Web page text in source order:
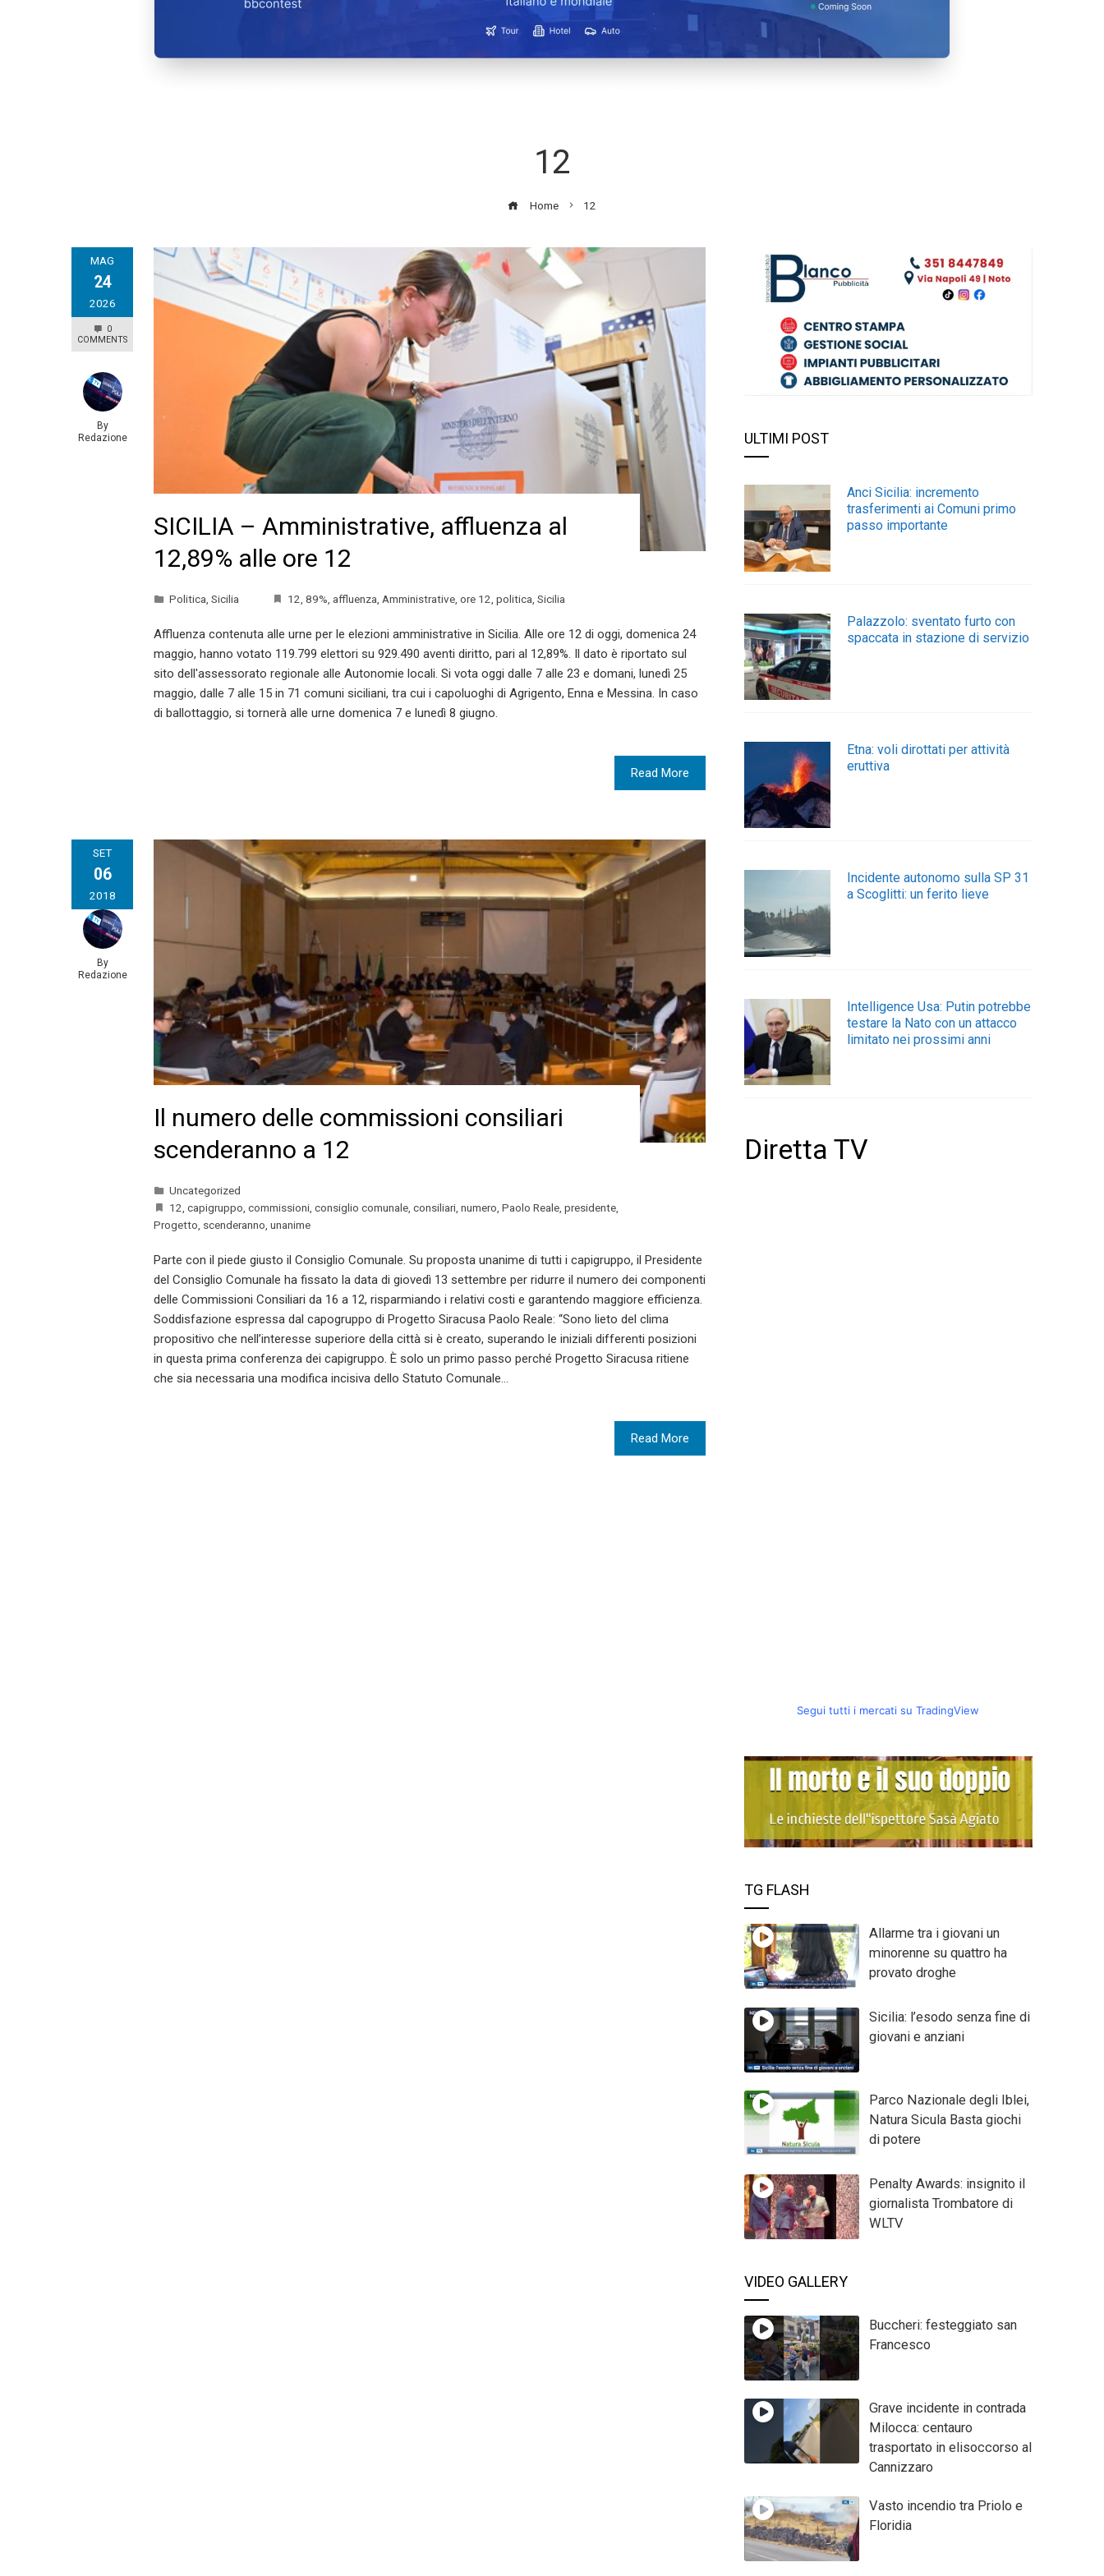
12
Home 12
MAG
24
2026
0
COMMENTS
By
Redazione
SICILIA – Amministrative, affluenza al
12,89% alle ore 12
Politica Sicilia 12 89% affluenza Amministrative ore 12 politica Sicilia
Affluenza contenuta alle urne per le elezioni amministrative in Sicilia. Alle ore 12 di oggi, domenica 24
maggio, hanno votato 119.799 elettori su 929.490 aventi diritto, pari al 12,89%. Il dato è riportato sul
sito dell'assessorato regionale alle Autonomie locali. Si vota oggi dalle 7 alle 23 e domani, lunedì 25
maggio, dalle 7 alle 15 in 71 comuni siciliani, tra cui i capoluoghi di Agrigento, Enna e Messina. In caso
di ballottaggio, si tornerà alle urne domenica 7 e lunedì 8 giugno.
Read More
SET
06
2018
By
Redazione
Il numero delle commissioni consiliari
scenderanno a 12
Uncategorized
12, capigruppo, commissioni, consiglio comunale, consiliari, numero, Paolo Reale, presidente,
Progetto, scenderanno, unanime
Parte con il piede giusto il Consiglio Comunale. Su proposta unanime di tutti i capigruppo, il Presidente
del Consiglio Comunale ha fissato la data di giovedì 13 settembre per ridurre il numero dei componenti
delle Commissioni Consiliari da 16 a 12, risparmiando i relativi costi e garantendo maggiore efficienza.
Soddisfazione espressa dal capogruppo di Progetto Siracusa Paolo Reale: “Sono lieto del clima
propositivo che nell’interesse superiore della città si è creato, superando le iniziali differenti posizioni
in questa prima conferenza dei capigruppo. È solo un primo passo perché Progetto Siracusa ritiene
che sia necessaria una modifica incisiva dello Statuto Comunale…
Read More
ULTIMI POST
Anci Sicilia: incremento
trasferimenti ai Comuni primo
passo importante
Palazzolo: sventato furto con
spaccata in stazione di servizio
Etna: voli dirottati per attività
eruttiva
Incidente autonomo sulla SP 31
a Scoglitti: un ferito lieve
Intelligence Usa: Putin potrebbe
testare la Nato con un attacco
limitato nei prossimi anni
Diretta TV
Segui tutti i mercati su TradingView
TG FLASH
Allarme tra i giovani un
minorenne su quattro ha
provato droghe
Sicilia: l’esodo senza fine di
giovani e anziani
Parco Nazionale degli Iblei,
Natura Sicula Basta giochi
di potere
Penalty Awards: insignito il
giornalista Trombatore di
WLTV
VIDEO GALLERY
Buccheri: festeggiato san
Francesco
Grave incidente in contrada
Milocca: centauro
trasportato in elisoccorso al
Cannizzaro
Vasto incendio tra Priolo e
Floridia